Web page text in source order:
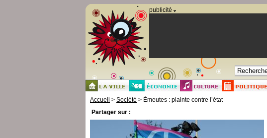
publicité
Accueil > Société > Émeutes : plainte contre l’état
Partager sur :
Panneau de gestion des cookies